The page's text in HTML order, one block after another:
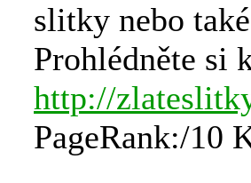
slitky nebo
Prohlédněte si
http://
PageRank:/10